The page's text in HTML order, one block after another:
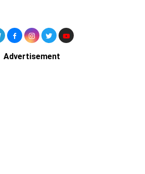
Advertisement